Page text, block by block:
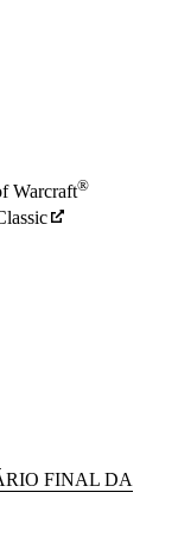
Warcraft®
FINAL DA